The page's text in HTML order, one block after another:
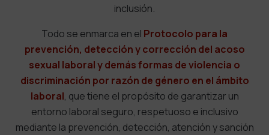
inclusión.
Todo se enmarca en el Protocolo para la
prevención, detección y corrección del acoso
sexual laboral y demás formas de violencia o
discriminación por razón de género en el ámbito
laboral, que tiene el propósito de garantizar un
entorno laboral seguro, respetuoso e inclusivo
mediante la prevención, detección, atención y sanción